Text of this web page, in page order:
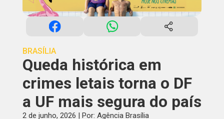
BRASÍLIA
Queda histórica em
crimes letais torna o DF
a UF mais segura do país
2 de junho, 2026 | Por: Agência Brasília